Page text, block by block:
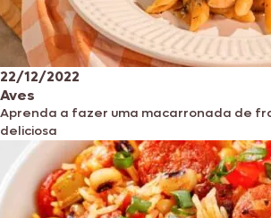
22/12/2022
Aves
Aprenda a fazer uma macarronada de
deliciosa